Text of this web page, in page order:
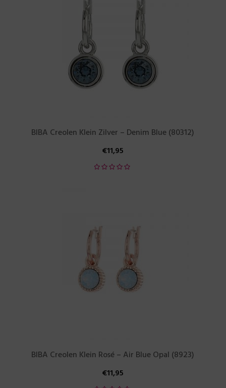
BIBA Creolen Klein Zilver – Denim Blue (80312)
€11,95
BIBA Creolen Klein Rosé – Air Blue Opal (8923)
€11,95